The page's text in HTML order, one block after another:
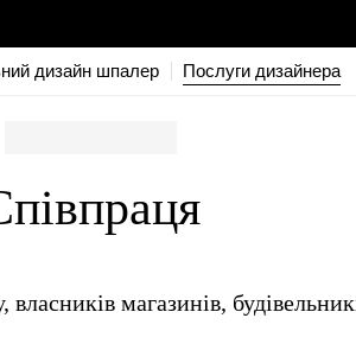
дизайн шпалер Послуги дизайнера
магазинів,